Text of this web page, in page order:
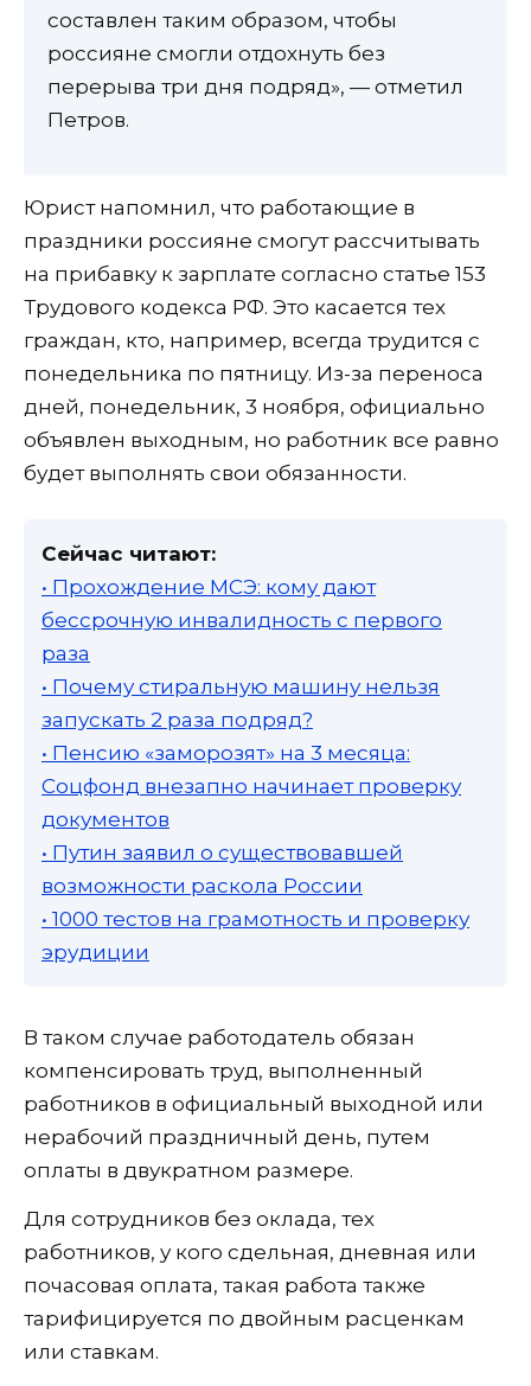
составлен таким образом, чтобы
россияне смогли отдохнуть без
перерыва три дня подряд», — отметил
Петров.
Юрист напомнил, что работающие в
праздники россияне смогут рассчитывать
на прибавку к зарплате согласно статье 153
Трудового кодекса РФ. Это касается тех
граждан, кто, например, всегда трудится с
понедельника по пятницу. Из-за переноса
дней, понедельник, 3 ноября, официально
объявлен выходным, но работник все равно
будет выполнять свои обязанности.
Сейчас читают:
• Прохождение МСЭ: кому дают
бессрочную инвалидность с первого
раза
• Почему стиральную машину нельзя
запускать 2 раза подряд?
• Пенсию «заморозят» на 3 месяца:
Соцфонд внезапно начинает проверку
документов
• Путин заявил о существовавшей
возможности раскола России
• 1000 тестов на грамотность и проверку
эрудиции
В таком случае работодатель обязан
компенсировать труд, выполненный
работников в официальный выходной или
нерабочий праздничный день, путем
оплаты в двукратном размере.
Для сотрудников без оклада, тех
работников, у кого сдельная, дневная или
почасовая оплата, такая работа также
тарифицируется по двойным расценкам
или ставкам.